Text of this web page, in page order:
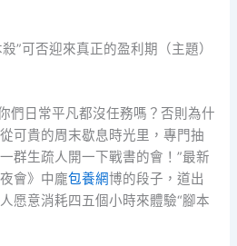
可否迎來真正的盈利期（主題）
們日常平凡都沒任務嗎？否則為什
可貴的周末歇息時光里，專門抽
群生疏人開一下戰書的會！”最新
會》中龐包養網博的段子，道出
愿意消耗四五個小時來體驗“腳本